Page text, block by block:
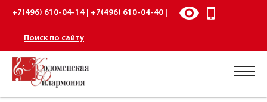
+7(496) 610-04-14 | +7(496) 610-04-40 |
Поиск по сайту